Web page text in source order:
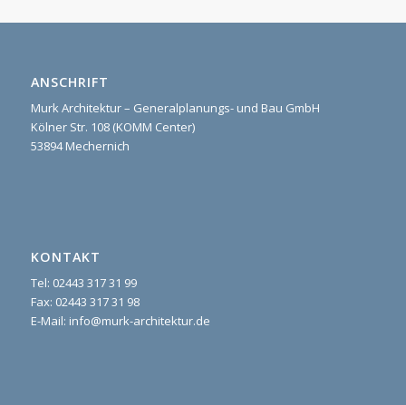
ANSCHRIFT
Murk Architektur – Generalplanungs- und Bau GmbH
Kölner Str. 108 (KOMM Center)
53894 Mechernich
KONTAKT
Tel: 02443 317 31 99
Fax: 02443 317 31 98
E-Mail: info@murk-architektur.de